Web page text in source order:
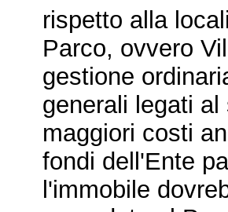
rispetto alla
Parco, ovvero
gestione
generali legati
maggiori costi
fondi dell'Ente
l'immobile